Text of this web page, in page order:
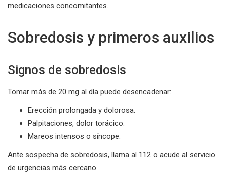
medicaciones concomitantes.
Sobredosis y primeros auxilios
Signos de sobredosis
Tomar más de 20 mg al día puede desencadenar:
Erección prolongada y dolorosa.
Palpitaciones, dolor torácico.
Mareos intensos o síncope.
Ante sospecha de sobredosis, llama al 112 o acude al servicio
de urgencias más cercano.